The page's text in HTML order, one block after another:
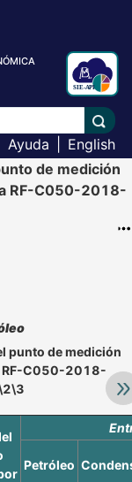
Ayuda
English
de medición
RF-C050-2018-
para exportar
el cuadro
punto de medición
RF-C050-2018-
Petróleo